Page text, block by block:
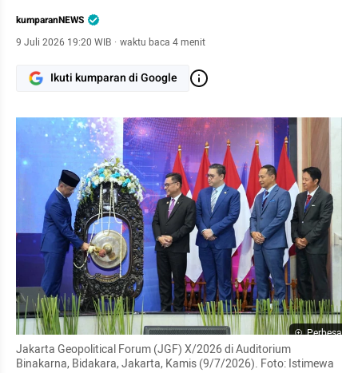
kumparanNEWS
9 Juli 2026 19:20 WIB · waktu baca 4 menit
Ikuti kumparan di Google
Perbesar
Jakarta Geopolitical Forum (JGF) X/2026 di Auditorium
Binakarna, Bidakara, Jakarta, Kamis (9/7/2026). Foto: Istimewa